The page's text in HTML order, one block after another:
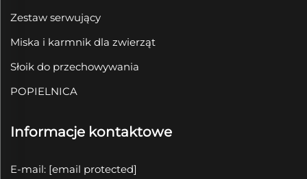
Zestaw serwujący
Miska i karmnik dla zwierząt
Słoik do przechowywania
POPIELNICA
Informacje kontaktowe
E-mail: [email protected]